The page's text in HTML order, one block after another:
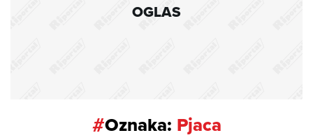
OGLAS
#Oznaka: Pjaca